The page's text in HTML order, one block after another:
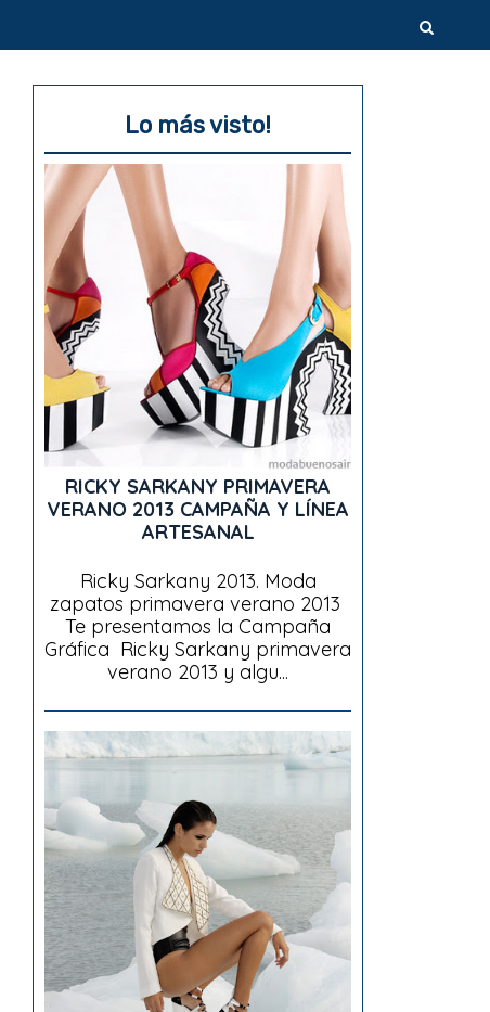
Lo más visto!
RICKY SARKANY PRIMAVERA
VERANO 2013 CAMPAÑA Y LÍNEA
ARTESANAL
Ricky Sarkany 2013. Moda
zapatos primavera verano 2013
Te presentamos la Campaña
Gráfica Ricky Sarkany primavera
verano 2013 y algu...